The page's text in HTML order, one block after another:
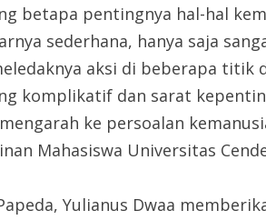
betapa pentingnya hal-hal
sederhana, hanya saja
aksi di beberapa titik
komplikatif dan sarat
ke persoalan
Mahasiswa Universitas
Yulianus Dwaa